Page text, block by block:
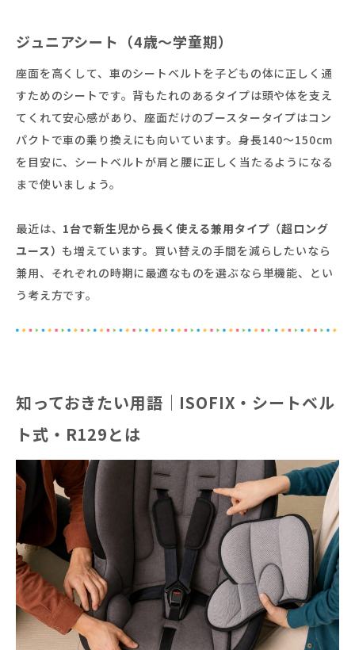
ジュニアシート（4歳〜学童期）
座面を高くして、車のシートベルトを子どもの体に正しく通
すためのシートです。背もたれのあるタイプは頭や体を支え
てくれて安心感があり、座面だけのブースタータイプはコン
パクトで車の乗り換えにも向いています。身長140〜150cm
を目安に、シートベルトが肩と腰に正しく当たるようになる
まで使いましょう。
最近は、 1台で新生児から長く使える兼用タイプ（超ロング
ユース） も増えています。買い替えの手間を減らしたいなら
兼用、それぞれの時期に最適なものを選ぶなら単機能、とい
う考え方です。
知っておきたい用語｜ISOFIX・シートベル
ト式・R129とは